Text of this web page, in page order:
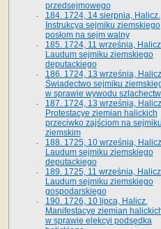
przedsejmowego
184. 1724, 14 sierpnia, Halicz.
Instrukcya sejmiku ziemskiego
posłom na sejm walny
185. 1724, 11 września,
Laudum sejmiku ziemskiego
deputackiego
186. 1724, 13 września,
Świadectwo sejmiku
w sprawie wywodu
187. 1724, 13 września,
Protestacye ziemian halickich
przeciwko zajściom na sejmiku
ziemskim
188. 1725, 10 września,
Laudum sejmiku ziemskiego
deputackiego
189. 1725, 11 września,
Laudum sejmiku ziemskiego
gospodarskiego
190. 1726, 10 lipca, Halicz.
Manifestacye ziemian
w sprawie elekcyi podsędka